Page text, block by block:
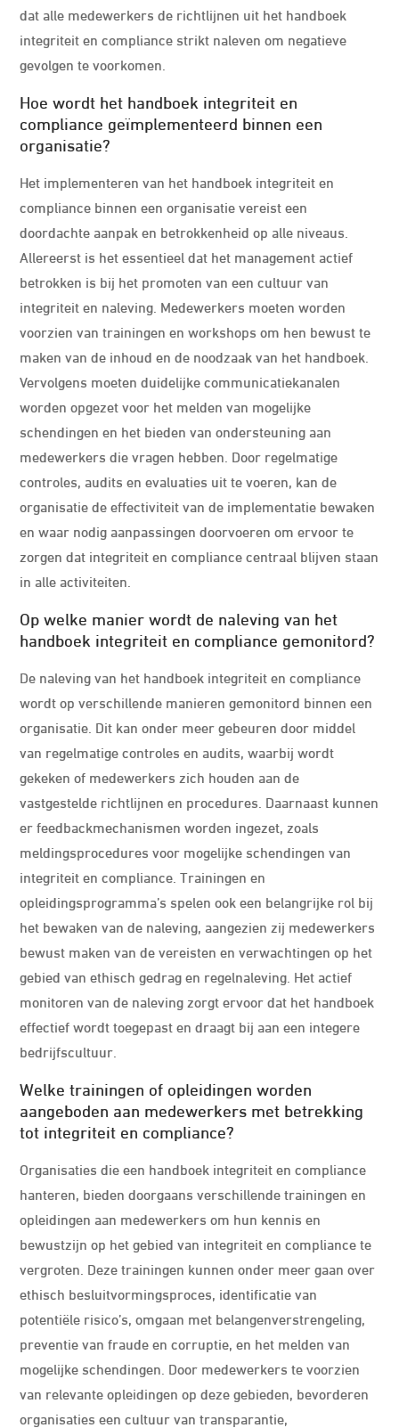
dat alle medewerkers de richtlijnen uit het handboek
integriteit en compliance strikt naleven om negatieve
gevolgen te voorkomen.
Hoe wordt het handboek integriteit en
compliance geïmplementeerd binnen een
organisatie?
Het implementeren van het handboek integriteit en
compliance binnen een organisatie vereist een
doordachte aanpak en betrokkenheid op alle niveaus.
Allereerst is het essentieel dat het management actief
betrokken is bij het promoten van een cultuur van
integriteit en naleving. Medewerkers moeten worden
voorzien van trainingen en workshops om hen bewust te
maken van de inhoud en de noodzaak van het handboek.
Vervolgens moeten duidelijke communicatiekanalen
worden opgezet voor het melden van mogelijke
schendingen en het bieden van ondersteuning aan
medewerkers die vragen hebben. Door regelmatige
controles, audits en evaluaties uit te voeren, kan de
organisatie de effectiviteit van de implementatie bewaken
en waar nodig aanpassingen doorvoeren om ervoor te
zorgen dat integriteit en compliance centraal blijven staan
in alle activiteiten.
Op welke manier wordt de naleving van het
handboek integriteit en compliance gemonitord?
De naleving van het handboek integriteit en compliance
wordt op verschillende manieren gemonitord binnen een
organisatie. Dit kan onder meer gebeuren door middel
van regelmatige controles en audits, waarbij wordt
gekeken of medewerkers zich houden aan de
vastgestelde richtlijnen en procedures. Daarnaast kunnen
er feedbackmechanismen worden ingezet, zoals
meldingsprocedures voor mogelijke schendingen van
integriteit en compliance. Trainingen en
opleidingsprogramma’s spelen ook een belangrijke rol bij
het bewaken van de naleving, aangezien zij medewerkers
bewust maken van de vereisten en verwachtingen op het
gebied van ethisch gedrag en regelnaleving. Het actief
monitoren van de naleving zorgt ervoor dat het handboek
effectief wordt toegepast en draagt bij aan een integere
bedrijfscultuur.
Welke trainingen of opleidingen worden
aangeboden aan medewerkers met betrekking
tot integriteit en compliance?
Organisaties die een handboek integriteit en compliance
hanteren, bieden doorgaans verschillende trainingen en
opleidingen aan medewerkers om hun kennis en
bewustzijn op het gebied van integriteit en compliance te
vergroten. Deze trainingen kunnen onder meer gaan over
ethisch besluitvormingsproces, identificatie van
potentiële risico’s, omgaan met belangenverstrengeling,
preventie van fraude en corruptie, en het melden van
mogelijke schendingen. Door medewerkers te voorzien
van relevante opleidingen op deze gebieden, bevorderen
organisaties een cultuur van transparantie,